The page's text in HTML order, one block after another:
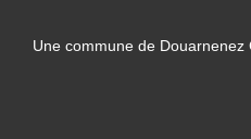
Une commune de Douarnenez